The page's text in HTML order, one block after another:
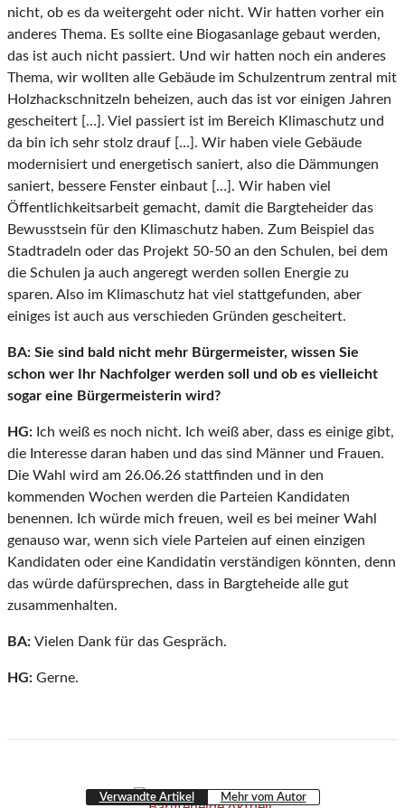
nicht, ob es da weitergeht oder nicht. Wir hatten vorher ein
anderes Thema. Es sollte eine Biogasanlage gebaut werden,
das ist auch nicht passiert. Und wir hatten noch ein anderes
Thema, wir wollten alle Gebäude im Schulzentrum zentral mit
Holzhackschnitzeln beheizen, auch das ist vor einigen Jahren
gescheitert […]. Viel passiert ist im Bereich Klimaschutz und
da bin ich sehr stolz drauf […]. Wir haben viele Gebäude
modernisiert und energetisch saniert, also die Dämmungen
saniert, bessere Fenster einbaut […]. Wir haben viel
Öffentlichkeitsarbeit gemacht, damit die Bargteheider das
Bewusstsein für den Klimaschutz haben. Zum Beispiel das
Stadtradeln oder das Projekt 50-50 an den Schulen, bei dem
die Schulen ja auch angeregt werden sollen Energie zu
sparen. Also im Klimaschutz hat viel stattgefunden, aber
einiges ist auch aus verschieden Gründen gescheitert.
BA: Sie sind bald nicht mehr Bürgermeister, wissen Sie
schon wer Ihr Nachfolger werden soll und ob es vielleicht
sogar eine Bürgermeisterin wird?
HG: Ich weiß es noch nicht. Ich weiß aber, dass es einige gibt,
die Interesse daran haben und das sind Männer und Frauen.
Die Wahl wird am 26.06.26 stattfinden und in den
kommenden Wochen werden die Parteien Kandidaten
benennen. Ich würde mich freuen, weil es bei meiner Wahl
genauso war, wenn sich viele Parteien auf einen einzigen
Kandidaten oder eine Kandidatin verständigen könnten, denn
das würde dafürsprechen, dass in Bargteheide alle gut
zusammenhalten.
BA: Vielen Dank für das Gespräch.
HG: Gerne.
Verwandte Artikel Mehr vom Autor